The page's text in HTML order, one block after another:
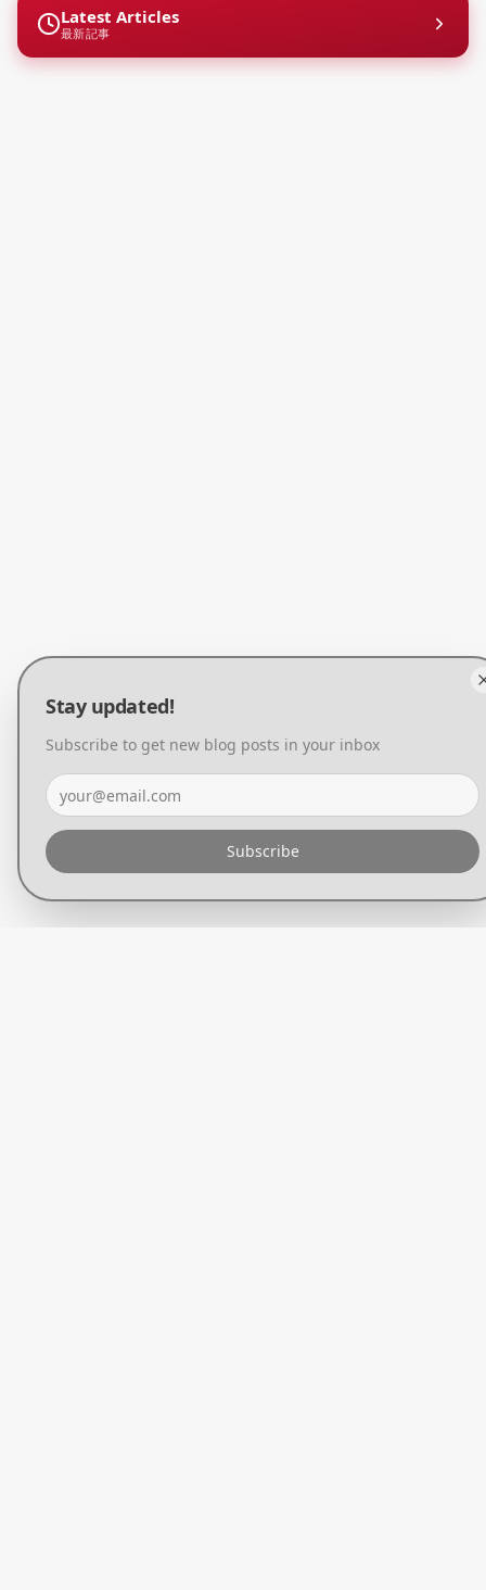
Latest Articles
最新記事
Stay updated!
Subscribe to get new blog posts in your inbox
Subscribe